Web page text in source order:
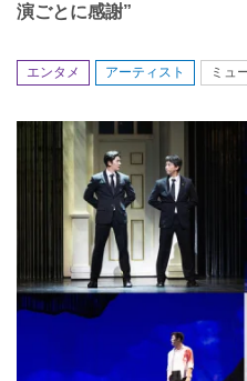
演ごとに感謝”
エンタメ アーティスト ミュ